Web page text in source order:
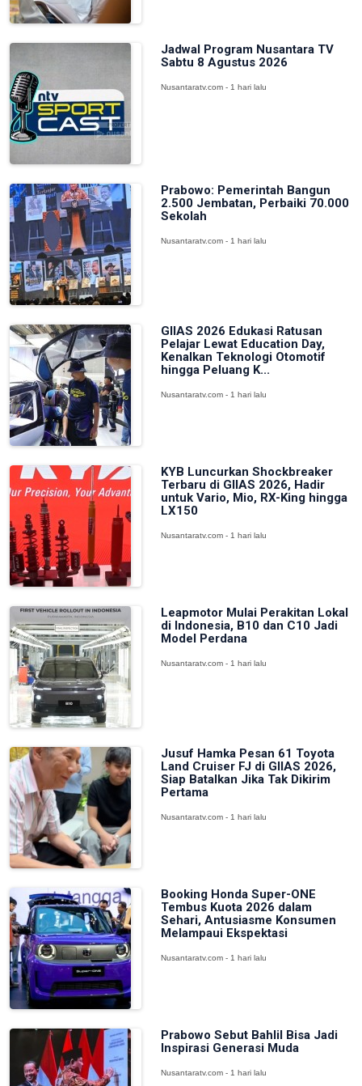
Jadwal Program Nusantara TV
Sabtu 8 Agustus 2026
Nusantaratv.com - 1 hari lalu
Prabowo: Pemerintah Bangun
2.500 Jembatan, Perbaiki 70.000
Sekolah
Nusantaratv.com - 1 hari lalu
GIIAS 2026 Edukasi Ratusan
Pelajar Lewat Education Day,
Kenalkan Teknologi Otomotif
hingga Peluang K...
Nusantaratv.com - 1 hari lalu
KYB Luncurkan Shockbreaker
Terbaru di GIIAS 2026, Hadir
untuk Vario, Mio, RX-King hingga
LX150
Nusantaratv.com - 1 hari lalu
Leapmotor Mulai Perakitan Lokal
di Indonesia, B10 dan C10 Jadi
Model Perdana
Nusantaratv.com - 1 hari lalu
Jusuf Hamka Pesan 61 Toyota
Land Cruiser FJ di GIIAS 2026,
Siap Batalkan Jika Tak Dikirim
Pertama
Nusantaratv.com - 1 hari lalu
Booking Honda Super-ONE
Tembus Kuota 2026 dalam
Sehari, Antusiasme Konsumen
Melampaui Ekspektasi
Nusantaratv.com - 1 hari lalu
Prabowo Sebut Bahlil Bisa Jadi
Inspirasi Generasi Muda
Nusantaratv.com - 1 hari lalu